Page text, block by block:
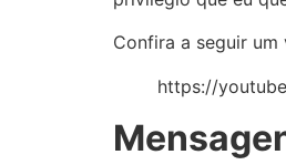
Confira a seguir
https://